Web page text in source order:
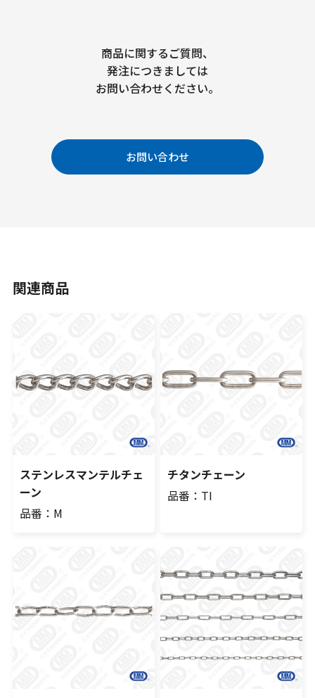
商品に関するご質問、
発注につきましては
お問い合わせください。
お問い合わせ
関連商品
ステンレスマンテルチェ
ーン
品番：M
チタンチェーン
品番：TI